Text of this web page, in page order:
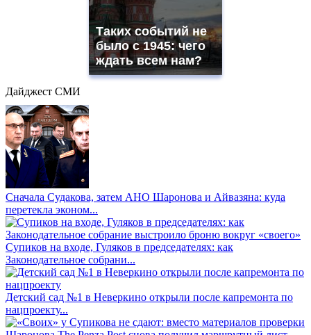
Таких событий не
было с 1945: чего
ждать всем нам?
Дайджест СМИ
Сначала Судакова, затем АНО Шаронова и Айвазяна: куда
перетекла эконом...
Супиков на входе, Гуляков в председателях: как
Законодательное собрани...
Детский сад №1 в Неверкино открыли после капремонта по
нацпроекту...